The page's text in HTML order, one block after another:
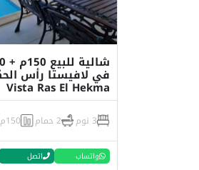
Vista Ras El Hekma
3 نوم 2 حمام 150م
واتساب اتصل